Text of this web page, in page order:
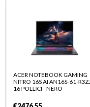
ACER NOTEBOOK GAMING
NITRO 16S AI AN16S-61-
16 POLLICI - NERO